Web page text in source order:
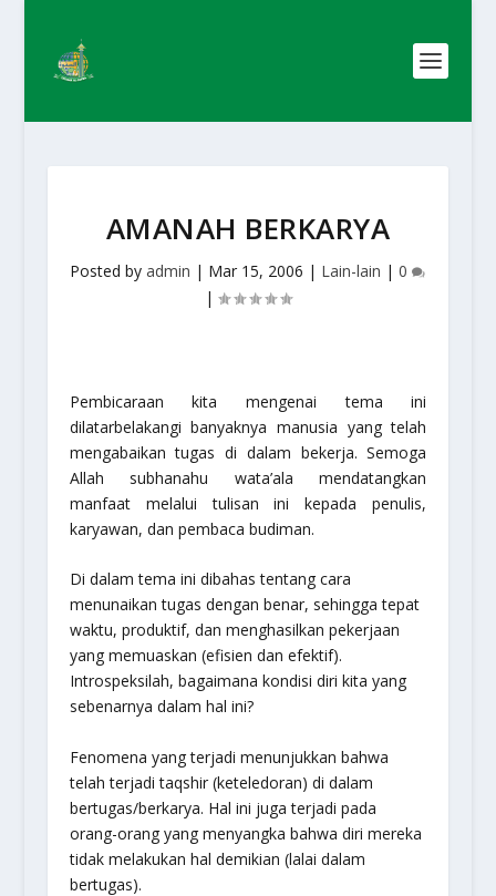
AMANAH BERKARYA
Posted byadmin | Mar 15, 2006 | Lain-lain |0
|
Pembicaraan kita mengenai tema ini
dilatarbelakangi banyaknya manusia yang telah
mengabaikan tugas di dalam bekerja. Semoga
Allah subhanahu wata’ala mendatangkan
manfaat melalui tulisan ini kepada penulis,
karyawan, dan pembaca budiman.
Di dalam tema ini dibahas tentang cara
menunaikan tugas dengan benar, sehingga tepat
waktu, produktif, dan menghasilkan pekerjaan
yang memuaskan (efisien dan efektif).
Introspeksilah, bagaimana kondisi diri kita yang
sebenarnya dalam hal ini?
Fenomena yang terjadi menunjukkan bahwa
telah terjaditaqshir(keteledoran) di dalam
bertugas/berkarya. Hal ini juga terjadi pada
orang-orang yang menyangka bahwa diri mereka
tidak melakukan hal demikian (lalai dalam
bertugas).